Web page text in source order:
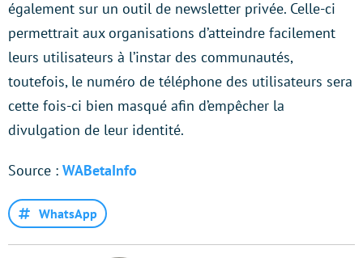
également sur un outil de newsletter privée. Celle-ci
permettrait aux organisations d’atteindre facilement
leurs utilisateurs à l’instar des communautés,
toutefois, le numéro de téléphone des utilisateurs sera
cette fois-ci bien masqué afin d’empêcher la
divulgation de leur identité.
Source : WABetaInfo
WhatsApp